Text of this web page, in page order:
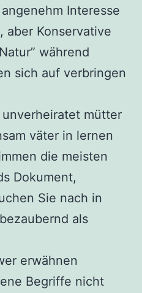
Interesse
aber Konservative
während
sich auf verbringen
mütter
väter in lernen
die meisten
Dokument,
Sie nach in
als
erwähnen
Begriffe nicht